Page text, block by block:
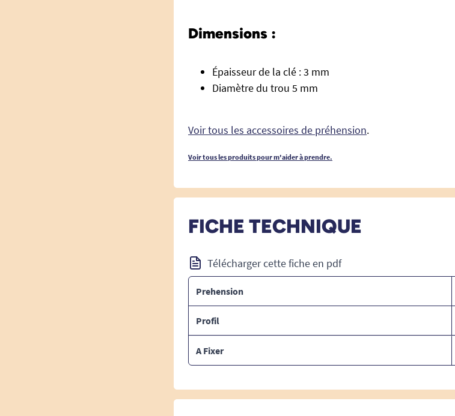
Dimensions :
Épaisseur de la clé : 3 mm
Diamètre du trou 5 mm
Voir tous les accessoires de préhension.
Voir tous les produits pour m'aider à prendre.
FICHE TECHNIQUE
Télécharger cette fiche en pdf
Prehension
Profil
A Fixer